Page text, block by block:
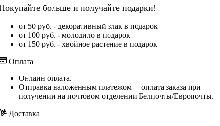
больше и получайте подарки!
от 50 руб. - декоративный злак в подарок
от 100 руб. - молодило в подарок
от 150 руб. - хвойное растение в подарок
Оплата
Онлайн оплата.
Отправка наложенным платежом – оплата заказа при
получении на почтовом отделении Белпочты/Европочты.
Доставка